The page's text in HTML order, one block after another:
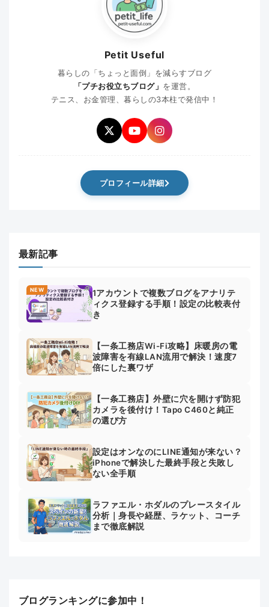
Petit Useful
暮らしの「ちょっと面倒」を減らすブログ
「プチお役立ちブログ」 を運営。
テニス、お金管理、暮らしの3本柱で発信中！
プロフィール詳細
最新記事
NEW
1アカウントで複数ブログをアナリテ
ィクス登録する手順！設定の比較表付
き
【一条工務店Wi-Fi攻略】床暖房の電
波障害を有線LAN流用で解決！速度7
倍にした裏ワザ
【一条工務店】外壁に穴を開けず防犯
カメラを後付け！Tapo C460と純正
の選び方
設定はオンなのにLINE通知が来ない？
iPhoneで解決した最終手段と失敗し
ない全手順
ラファエル・ホダルのプレースタイル
分析｜身長や経歴、ラケット、コーチ
まで徹底解説
ブログランキングに参加中！